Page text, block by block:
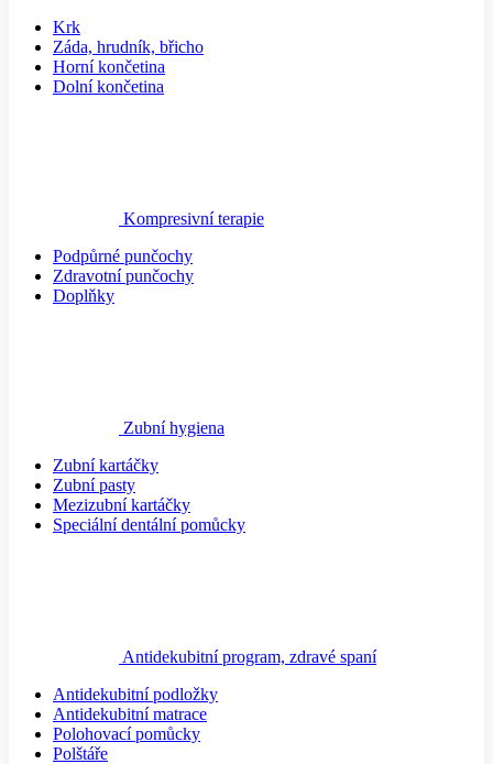
Krk
Záda, hrudník, břicho
Horní končetina
Dolní končetina
Kompresivní terapie
Podpůrné punčochy
Zdravotní punčochy
Doplňky
Zubní hygiena
Zubní kartáčky
Zubní pasty
Mezizubní kartáčky
Speciální dentální pomůcky
Antidekubitní program, zdravé spaní
Antidekubitní podložky
Antidekubitní matrace
Polohovací pomůcky
Polštáře